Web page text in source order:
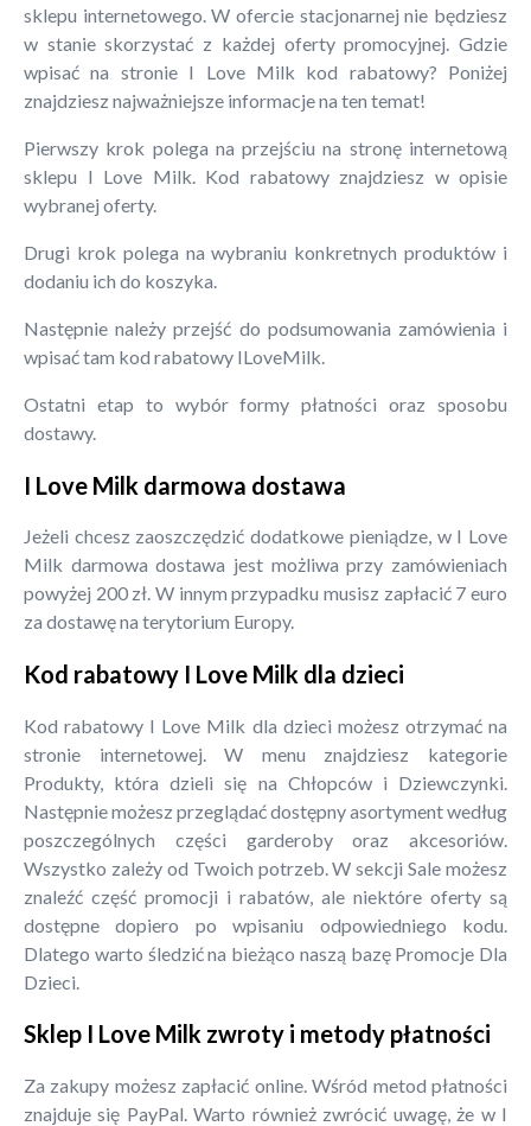
sklepu internetowego. W ofercie stacjonarnej nie będziesz
w stanie skorzystać z każdej oferty promocyjnej. Gdzie
wpisać na stronie I Love Milk kod rabatowy? Poniżej
znajdziesz najważniejsze informacje na ten temat!
Pierwszy krok polega na przejściu na stronę internetową
sklepu I Love Milk. Kod rabatowy znajdziesz w opisie
wybranej oferty.
Drugi krok polega na wybraniu konkretnych produktów i
dodaniu ich do koszyka.
Następnie należy przejść do podsumowania zamówienia i
wpisać tam kod rabatowy ILoveMilk.
Ostatni etap to wybór formy płatności oraz sposobu
dostawy.
I Love Milk darmowa dostawa
Jeżeli chcesz zaoszczędzić dodatkowe pieniądze, w I Love
Milk darmowa dostawa jest możliwa przy zamówieniach
powyżej 200 zł. W innym przypadku musisz zapłacić 7 euro
za dostawę na terytorium Europy.
Kod rabatowy I Love Milk dla dzieci
Kod rabatowy I Love Milk dla dzieci możesz otrzymać na
stronie internetowej. W menu znajdziesz kategorie
Produkty, która dzieli się na Chłopców i Dziewczynki.
Następnie możesz przeglądać dostępny asortyment według
poszczególnych części garderoby oraz akcesoriów.
Wszystko zależy od Twoich potrzeb. W sekcji Sale możesz
znaleźć część promocji i rabatów, ale niektóre oferty są
dostępne dopiero po wpisaniu odpowiedniego kodu.
Dlatego warto śledzić na bieżąco naszą bazę Promocje Dla
Dzieci.
Sklep I Love Milk zwroty i metody płatności
Za zakupy możesz zapłacić online. Wśród metod płatności
znajduje się PayPal. Warto również zwrócić uwagę, że w I